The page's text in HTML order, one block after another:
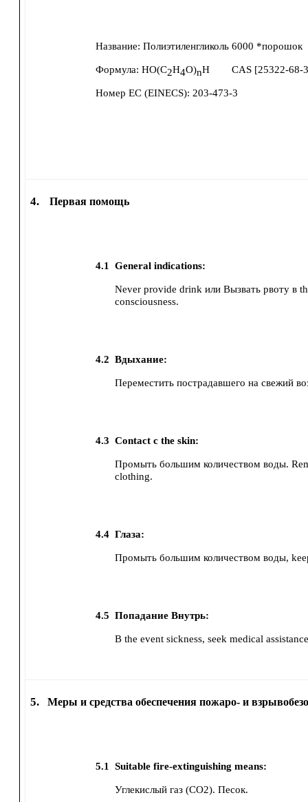
Название: Полиэтиленгликоль 6000 *порошок
Формула: HO(C2H4O)nH CAS [25322-68-3
Номер ЕС (EINECS): 203-473-3
4. Первая помощь
4.1 General indications:
Never provide drink или Вызвать рвоту в
consciousness.
4.2 Вдыхание:
Переместить пострадавшего на свежий
4.3 Contact с the skin:
Промыть большим количеством воды.
clothing.
4.4 Глаза:
Промыть большим количеством воды,
4.5 Попадание Внутрь:
В the event sickness, seek medical
5. Меры и средства обеспечения пожаро- и
5.1 Suitable fire-extinguishing means:
Углекислый газ (CO2). Песок.